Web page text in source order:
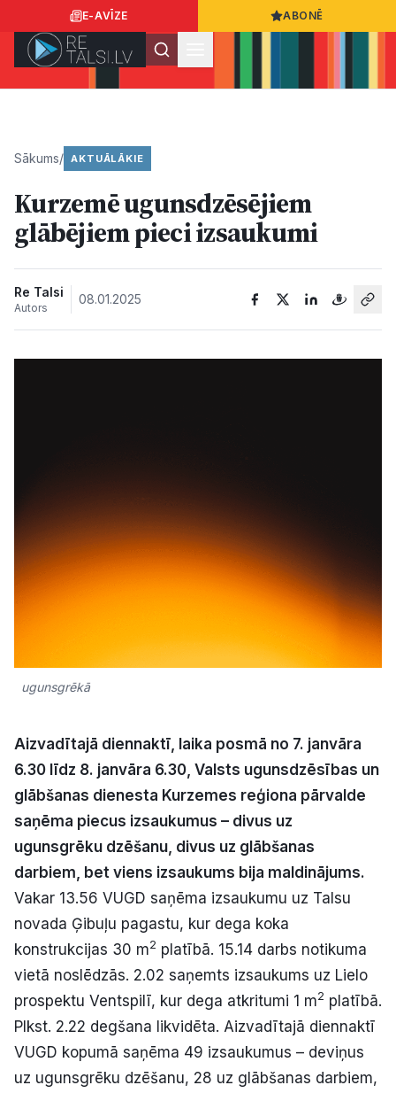
E-AVĪZE ABONĒ
Ziņas
Video
Reklāma
Politiskā reklāma
Par mums
Kontakti
Ziņo redakcijai
Facebook Instagram YouTube
E-avīze Abonē
Sākums/ AKTUĀLĀKIE
Kurzemē ugunsdzēsējiem
glābējiem pieci izsaukumi
Re Talsi
Autors
08.01.2025
ugunsgrēkā
Aizvadītajā diennaktī, laika posmā no 7. janvāra
6.30 līdz 8. janvāra 6.30, Valsts ugunsdzēsības un
glābšanas dienesta Kurzemes reģiona pārvalde
saņēma piecus izsaukumus – divus uz
ugunsgrēku dzēšanu, divus uz glābšanas
darbiem, bet viens izsaukums bija maldinājums.
Vakar 13.56 VUGD saņēma izsaukumu uz Talsu
novada Ģibuļu pagastu, kur dega koka
konstrukcijas 30 m2 platībā. 15.14 darbs notikuma
vietā noslēdzās. 2.02 saņemts izsaukums uz Lielo
prospektu Ventspilī, kur dega atkritumi 1 m2 platībā.
Plkst. 2.22 degšana likvidēta. Aizvadītajā diennaktī
VUGD kopumā saņēma 49 izsaukumus – deviņus
uz ugunsgrēku dzēšanu, 28 uz glābšanas darbiem,